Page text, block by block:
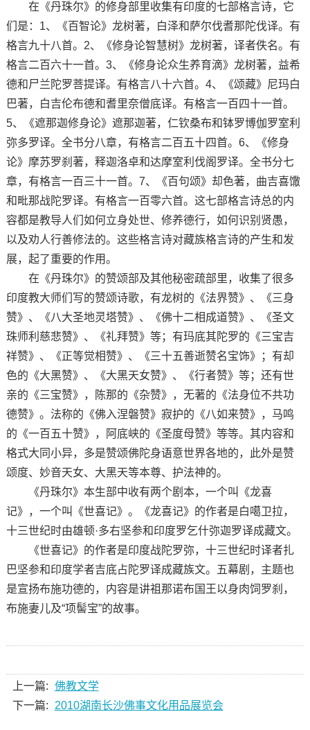
在《丹珠尔》的修身部里收集有印度的七部格言诗，它
们是：1、《百智论》龙树著，白泽和萨尔伐耆那陀伐译。有
格言九十八首。2、《修身论智慧树》龙树著，译者佚名。有
格言二百六十一首。3、《修身论众生养育滴》龙树著，益希
德和尸兰陀罗菩提译。有格言八十六首。4、《颂藏》尼玛白
巴著，白吉伦布德和耆里奈僧底译。有格言一百四十一首。
5、《遮那迦修身论》遮那迦著，仁钦桑布和钵罗博伽罗室利
弥多罗译。全书分八章，有格言二百五十四首。6、《修身
论》摩苏罗刹著，释迦洛卓和达摩室利伐阁罗译。全书分七
章，有格言一百三十一首。7、《百句颂》却色著，曲吉喜馓
和毗那战陀罗译。有格言一百零六首。这七部格言诗总的内
容都是教导人们如何立身处世、修养德行，如何识别贤愚，
以及劝人行善修法的。这些格言诗对藏族格言诗的产生和发
展，起了重要的作用。
在《丹珠尔》的赞颂部及其他秘密疏部里，收集了很多
印度教大师们写的赞颂诗歌，有龙树的《法界赞》、《三身
赞》、《八大圣地灵塔赞》、《佛十二相成道赞》、《圣文
珠师利慈悲赞》、《礼拜赞》等；有玛底其陀罗的《三宝吉
祥赞》、《正等觉相赞》、《三十五善逝赞名宝饰》；有却
色的《大黑赞》、《大黑天女赞》、《行者赞》等；还有世
亲的《三宝赞》，陈那的《杂赞》，无著的《法身位不共功
德赞》。法称的《佛入涅磐赞》寂护的《八如来赞》，马鸣
的《一百五十赞》，阿底峡的《圣度母赞》等等。其内容和
格式大同小异，多是赞颂佛陀身语意世界各地的，此外是赞
颂度、妙音天女、大黑天等本尊、护法神的。
《丹珠尔》本生部中收有两个剧本，一个叫《龙喜
记》，一个叫《世喜记》。《龙喜记》的作者是白噶卫拉，
十三世纪时由雄顿·多右坚参和印度罗乞什弥迦罗译成藏文。
《世喜记》的作者是印度战陀罗弥，十三世纪时译者扎
巴坚参和印度学者吉底占陀罗译成藏族文。五幕剧，主题也
是宣扬布施功德的，内容是讲祖那诺布国王以身肉饲罗刹，
布施妻儿及“项髻宝”的故事。
上一篇: 佛教文学
下一篇:
2010湖南长沙佛事文化用品展览会